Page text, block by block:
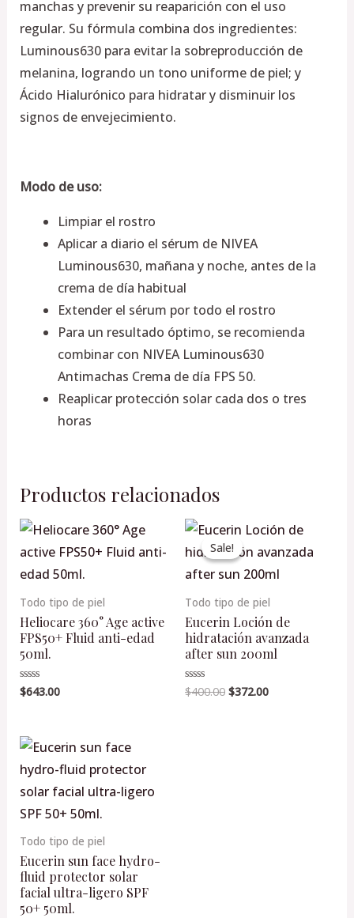
manchas y prevenir su reaparición con el uso
regular. Su fórmula combina dos ingredientes:
Luminous630 para evitar la sobreproducción de
melanina, logrando un tono uniforme de piel; y
Ácido Hialurónico para hidratar y disminuir los
signos de envejecimiento.
Modo de uso:
Limpiar el rostro
Aplicar a diario el sérum de NIVEA
Luminous630, mañana y noche, antes de la
crema de día habitual
Extender el sérum por todo el rostro
Para un resultado óptimo, se recomienda
combinar con NIVEA Luminous630
Antimachas Crema de día FPS 50.
Reaplicar protección solar cada dos o tres
horas
Productos relacionados
Todo tipo de piel
Heliocare 360° Age active
FPS50+ Fluid anti-edad
50ml.
Valorado
en
$643.00
Sale!
Sale!
Todo tipo de piel
Eucerin Loción de
hidratación avanzada
after sun 200ml
Valorado
en
$400.00
Original
price
was:
$400.00.
$372.00
Current
price
is:
$372.00.
Todo tipo de piel
Eucerin sun face hydro-
fluid protector solar
facial ultra-ligero SPF
50+ 50ml.